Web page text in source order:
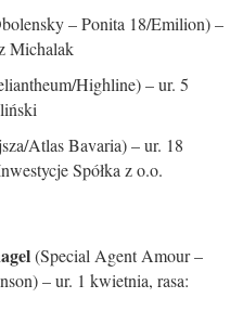
– Ponita 18/Emilion) –
Michalak
Highline) – ur. 5
Atlas Bavaria) – ur. 18
Spółka z o.o.
(Special Agent Amour –
– ur. 1 kwietnia, rasa: